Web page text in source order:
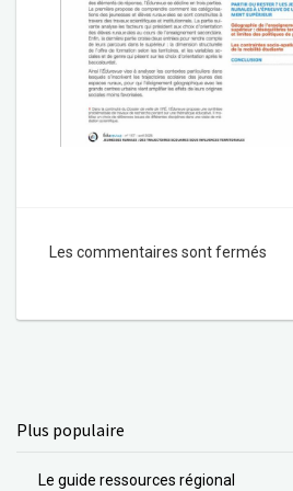
Les commentaires sont fermés
Plus populaire
Le guide ressources régional